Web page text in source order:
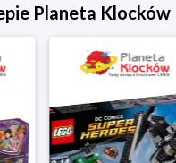
Planeta Klocków